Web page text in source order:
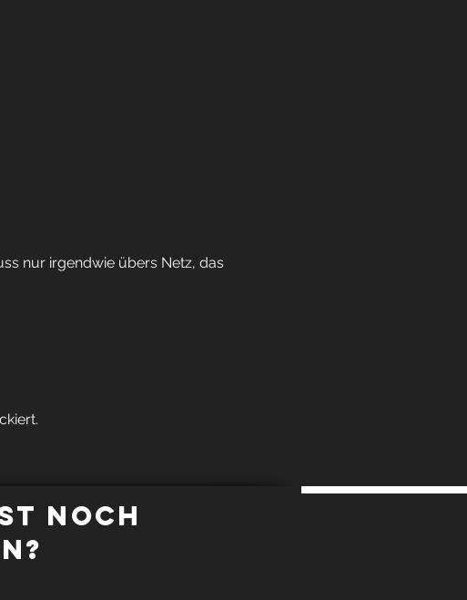
nur irgendwie übers Netz, das
isotonische Erfrischungsgetränke
noch